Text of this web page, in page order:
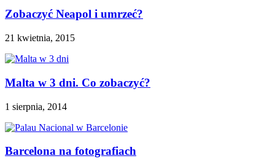
Zobaczyć Neapol i umrzeć?
21 kwietnia, 2015
Malta w 3 dni. Co zobaczyć?
1 sierpnia, 2014
Barcelona na fotografiach